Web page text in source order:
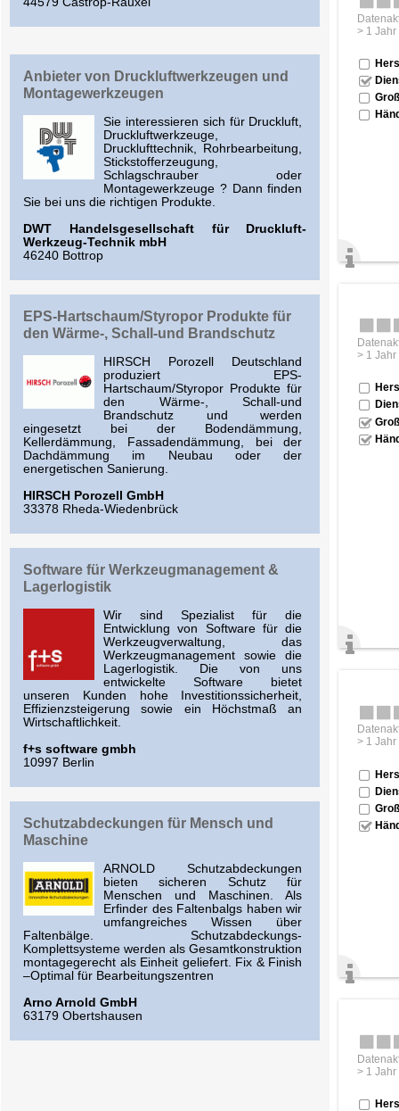
Anbieter von Druckluftwerkzeugen und
Montagewerkzeugen
Sie interessieren sich für Druckluft,
Druckluftwerkzeuge,
Drucklufttechnik, Rohrbearbeitung,
Stickstofferzeugung,
Schlagschrauber oder
Montagewerkzeuge ? Dann finden
Sie bei uns die richtigen Produkte.
DWT Handelsgesellschaft für Druckluft-
Werkzeug-Technik mbH
46240 Bottrop
EPS-Hartschaum/Styropor Produkte für
den Wärme-, Schall-und Brandschutz
HIRSCH Porozell Deutschland
produziert EPS-
Hartschaum/Styropor Produkte für
den Wärme-, Schall-und
Brandschutz und werden
eingesetzt bei der Bodendämmung,
Kellerdämmung, Fassadendämmung, bei der
Dachdämmung im Neubau oder der
energetischen Sanierung.
HIRSCH Porozell GmbH
33378 Rheda-Wiedenbrück
Software für Werkzeugmanagement &
Lagerlogistik
Wir sind Spezialist für die
Entwicklung von Software für die
Werkzeugverwaltung, das
Werkzeugmanagement sowie die
Lagerlogistik. Die von uns
entwickelte Software bietet
unseren Kunden hohe Investitionssicherheit,
Effizienzsteigerung sowie ein Höchstmaß an
Wirtschaftlichkeit.
f+s software gmbh
10997 Berlin
Schutzabdeckungen für Mensch und
Maschine
ARNOLD Schutzabdeckungen
bieten sicheren Schutz für
Menschen und Maschinen. Als
Erfinder des Faltenbalgs haben wir
umfangreiches Wissen über
Faltenbälge. Schutzabdeckungs-
Komplettsysteme werden als Gesamtkonstruktion
montagegerecht als Einheit geliefert. Fix & Finish
–Optimal für Bearbeitungszentren
Arno Arnold GmbH
63179 Obertshausen
> 1 Jahr
> 1 Jahr
> 1 Jahr
> 1 Jahr